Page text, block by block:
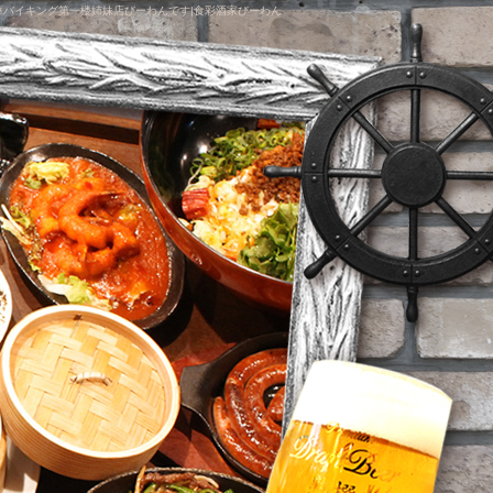
バイキング第一楼姉妹店びーわんです|食彩酒家びーわん